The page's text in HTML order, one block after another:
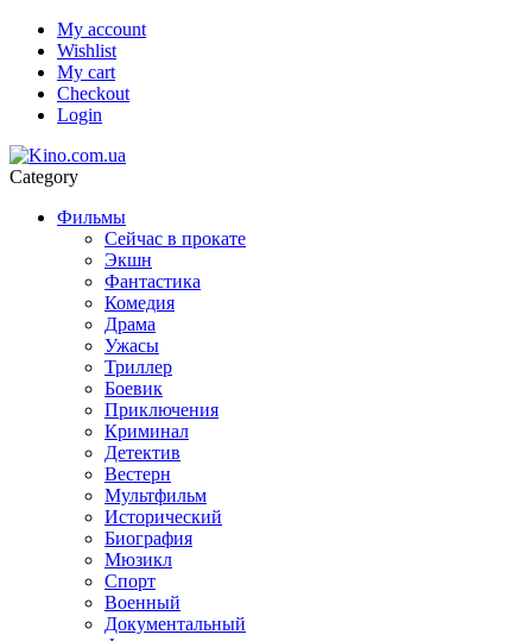
My account
Wishlist
My cart
Checkout
Login
Category
Фильмы
Сейчас в прокате
Экшн
Фантастика
Комедия
Драма
Ужасы
Триллер
Боевик
Приключения
Криминал
Детектив
Вестерн
Мультфильм
Исторический
Биография
Мюзикл
Спорт
Военный
Документальный